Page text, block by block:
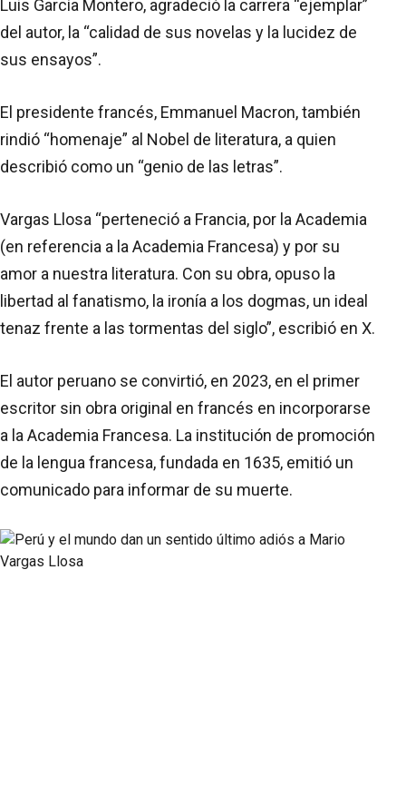
Luis García Montero, agradeció la carrera “ejemplar”
del autor, la “calidad de sus novelas y la lucidez de
sus ensayos”.
El presidente francés, Emmanuel Macron, también
rindió “homenaje” al Nobel de literatura, a quien
describió como un “genio de las letras”.
Vargas Llosa “perteneció a Francia, por la Academia
(en referencia a la Academia Francesa) y por su
amor a nuestra literatura. Con su obra, opuso la
libertad al fanatismo, la ironía a los dogmas, un ideal
tenaz frente a las tormentas del siglo”, escribió en X.
El autor peruano se convirtió, en 2023, en el primer
escritor sin obra original en francés en incorporarse
a la Academia Francesa. La institución de promoción
de la lengua francesa, fundada en 1635, emitió un
comunicado para informar de su muerte.